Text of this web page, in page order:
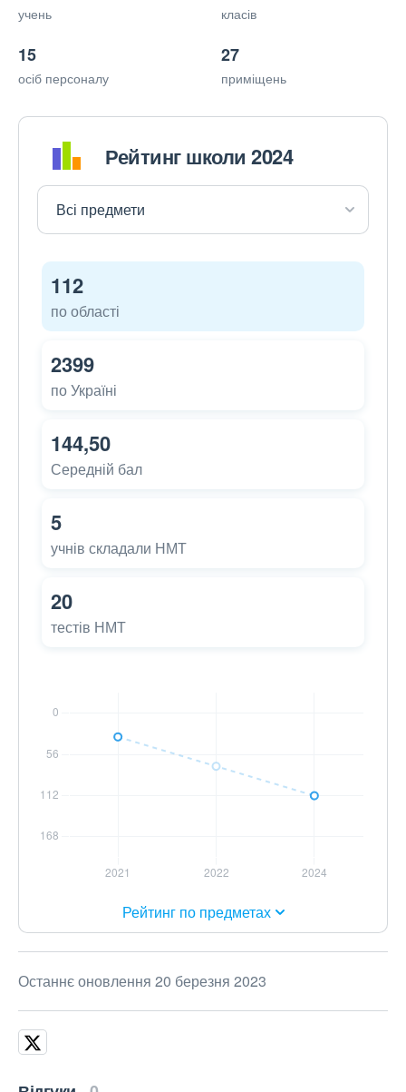
учень класів
15
осіб персоналу
27
приміщень
Рейтинг школи 2024
112
по області
2399
по Україні
144,50
Середній бал
5
учнів складали НМТ
20
тестів НМТ
Рейтинг по предметах
Останнє оновлення 20 березня 2023